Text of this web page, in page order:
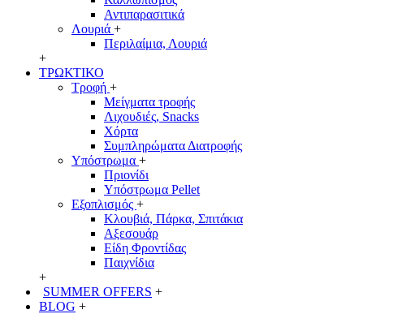
Αντιπαρασιτικά
Λουριά +
Περιλαίμια, Λουριά
+
ΤΡΩΚΤΙΚΟ
Τροφή +
Μείγματα τροφής
Λιχουδιές, Snacks
Χόρτα
Συμπληρώματα Διατροφής
Υπόστρωμα +
Πριονίδι
Υπόστρωμα Pellet
Εξοπλισμός +
Κλουβιά, Πάρκα, Σπιτάκια
Αξεσουάρ
Είδη Φροντίδας
Παιχνίδια
+
SUMMER OFFERS +
BLOG +